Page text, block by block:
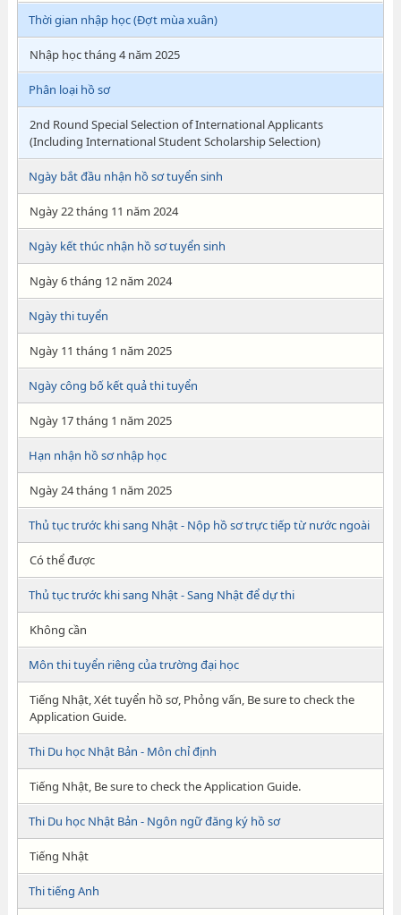
Thời gian nhập học (Đợt mùa xuân)
Nhập học tháng 4 năm 2025
Phân loại hồ sơ
2nd Round Special Selection of International Applicants
(Including International Student Scholarship Selection)
Ngày bắt đầu nhận hồ sơ tuyển sinh
Ngày 22 tháng 11 năm 2024
Ngày kết thúc nhận hồ sơ tuyển sinh
Ngày 6 tháng 12 năm 2024
Ngày thi tuyển
Ngày 11 tháng 1 năm 2025
Ngày công bố kết quả thi tuyển
Ngày 17 tháng 1 năm 2025
Hạn nhận hồ sơ nhập học
Ngày 24 tháng 1 năm 2025
Thủ tục trước khi sang Nhật - Nộp hồ sơ trực tiếp từ nước ngoài
Có thể được
Thủ tục trước khi sang Nhật - Sang Nhật để dự thi
Không cần
Môn thi tuyển riêng của trường đại học
Tiếng Nhật, Xét tuyển hồ sơ, Phỏng vấn, Be sure to check the
Application Guide.
Thi Du học Nhật Bản - Môn chỉ định
Tiếng Nhật, Be sure to check the Application Guide.
Thi Du học Nhật Bản - Ngôn ngữ đăng ký hồ sơ
Tiếng Nhật
Thi tiếng Anh